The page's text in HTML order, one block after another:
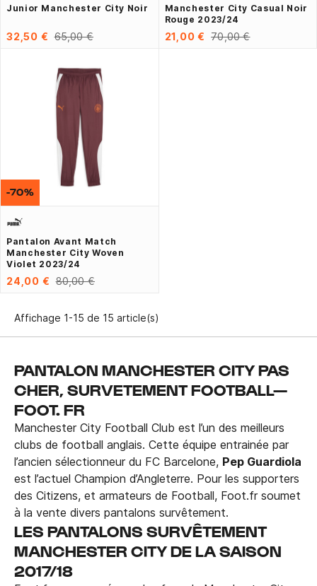
Junior Manchester City Noir
32,50 € 65,00 €
Manchester City Casual Noir
Rouge 2023/24
21,00 € 70,00 €
Pantalon Avant Match
Manchester City Woven
Violet 2023/24
24,00 € 80,00 €
-70%
Affichage 1-15 de 15 article(s)
PANTALON MANCHESTER CITY PAS
CHER, SURVETEMENT FOOTBALL—
FOOT. FR
Manchester City Football Club est l’un des meilleurs
clubs de football anglais. Cette équipe entrainée par
l’ancien sélectionneur du FC Barcelone, Pep Guardiola
est l’actuel Champion d’Angleterre. Pour les supporters
des Citizens, et armateurs de Football, Foot.fr soumet
à la vente divers pantalons survêtement.
LES PANTALONS SURVÊTEMENT
MANCHESTER CITY DE LA SAISON
2017/18